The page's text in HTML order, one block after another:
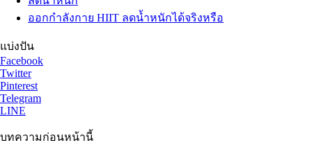
ออกกำลังกาย HIIT ลดน้ำหนักได้จริงหรือ
แบ่งปัน
Facebook
Twitter
Pinterest
Telegram
LINE
บทความก่อนหน้านี้